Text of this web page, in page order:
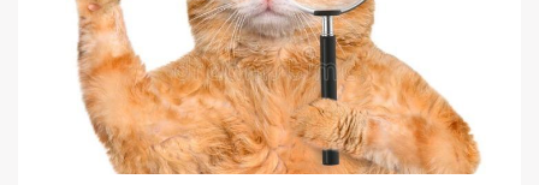
➢ Une stratégie opérationnelle définie autour de 7 axes
thématiques ;
➢ Un outil de suivi ;
La Mise à Disposition se déroulera du24/10/2022
Consultez les manifestations, expos, brocantes, etc :